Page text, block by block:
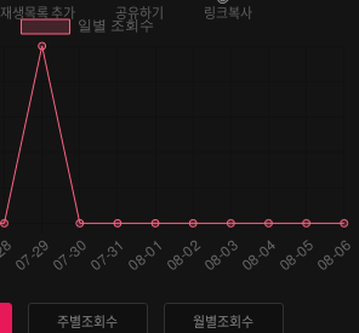
재생목록 추가 공유하기 링크복사
주별조회수 월별조회수